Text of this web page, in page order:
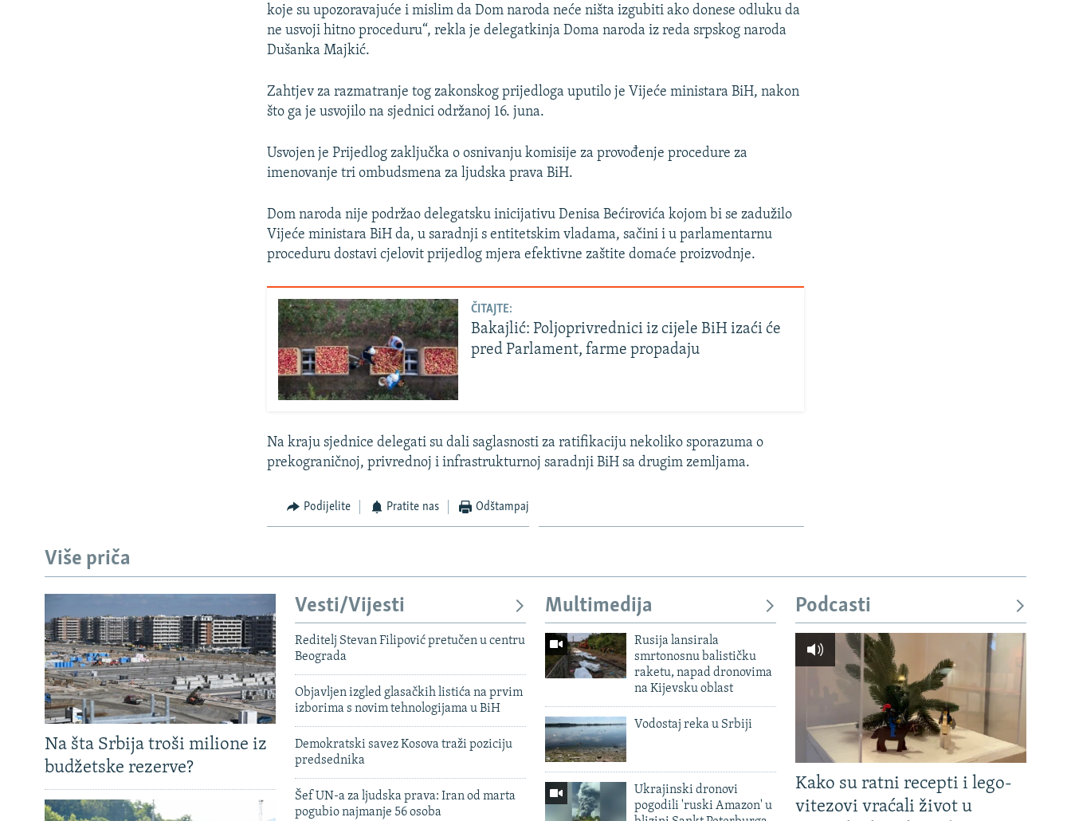
koje su upozoravajuće i mislim da Dom naroda neće ništa izgubiti ako donese odluku da
ne usvoji hitno proceduru“, rekla je delegatkinja Doma naroda iz reda srpskog naroda
Dušanka Majkić.
Zahtjev za razmatranje tog zakonskog prijedloga uputilo je Vijeće ministara BiH, nakon
što ga je usvojilo na sjednici održanoj 16. juna.
Usvojen je Prijedlog zaključka o osnivanju komisije za provođenje procedure za
imenovanje tri ombudsmena za ljudska prava BiH.
Dom naroda nije podržao delegatsku inicijativu Denisa Bećirovića kojom bi se zadužilo
Vijeće ministara BiH da, u saradnji s entitetskim vladama, sačini i u parlamentarnu
proceduru dostavi cjelovit prijedlog mjera efektivne zaštite domaće proizvodnje.
ČITAJTE:
Bakajlić: Poljoprivrednici iz cijele BiH izaći će
pred Parlament, farme propadaju
Na kraju sjednice delegati su dali saglasnosti za ratifikaciju nekoliko sporazuma o
prekograničnoj, privrednoj i infrastrukturnoj saradnji BiH sa drugim zemljama.
Podijelite Pratite nas Odštampaj
Više priča
Na šta Srbija troši milione iz
budžetske rezerve?
Vesti/Vijesti
Reditelj Stevan Filipović pretučen u centru
Beograda
Objavljen izgled glasačkih listića na prvim
izborima s novim tehnologijama u BiH
Demokratski savez Kosova traži poziciju
predsednika
Šef UN-a za ljudska prava: Iran od marta
pogubio najmanje 56 osoba
Multimedija
Rusija lansirala
smrtonosnu balističku
raketu, napad dronovima
na Kijevsku oblast
Vodostaj reka u Srbiji
Ukrajinski dronovi
pogodili 'ruski Amazon' u
Podcasti
Kako su ratni recepti i lego-
vitezovi vraćali život u